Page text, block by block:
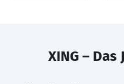
XING –